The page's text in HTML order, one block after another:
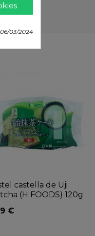
castella de Uji
(H FOODS) 120g
€
03/2024